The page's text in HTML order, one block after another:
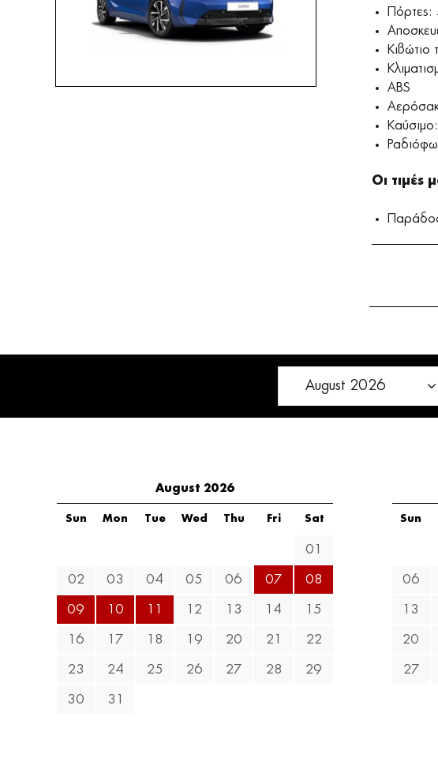
Πόρτες:
ABS
Οι τιμές
August 2026
Sun Mon Tue Wed Thu Fri Sat
01
02 03 04 05 06 07 08
09 10 11 12 13 14 15
16 17 18 19 20 21 22
23 24 25 26 27 28 29
30 31
Sun
06
13
20
27